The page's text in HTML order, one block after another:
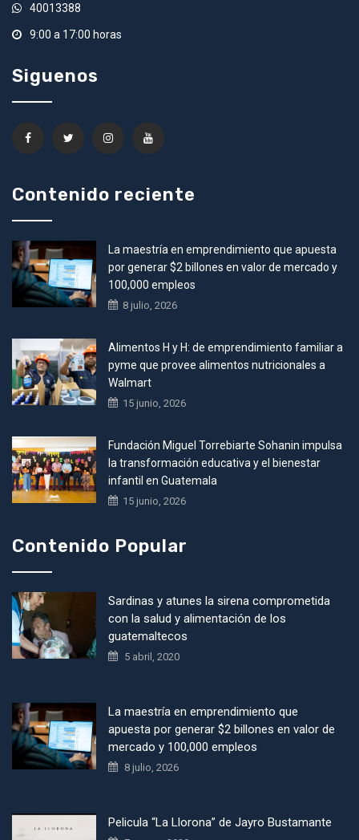
40013388
9:00 a 17:00 horas
Siguenos
Contenido reciente
La maestría en emprendimiento que apuesta
por generar $2 billones en valor de mercado y
100,000 empleos
8 julio, 2026
Alimentos H y H: de emprendimiento familiar a
pyme que provee alimentos nutricionales a
Walmart
15 junio, 2026
Fundación Miguel Torrebiarte Sohanin impulsa
la transformación educativa y el bienestar
infantil en Guatemala
15 junio, 2026
Contenido Popular
Sardinas y atunes la sirena comprometida
con la salud y alimentación de los
guatemaltecos
5 abril, 2020
La maestría en emprendimiento que
apuesta por generar $2 billones en valor de
mercado y 100,000 empleos
8 julio, 2026
Pelicula “La Llorona” de Jayro Bustamante